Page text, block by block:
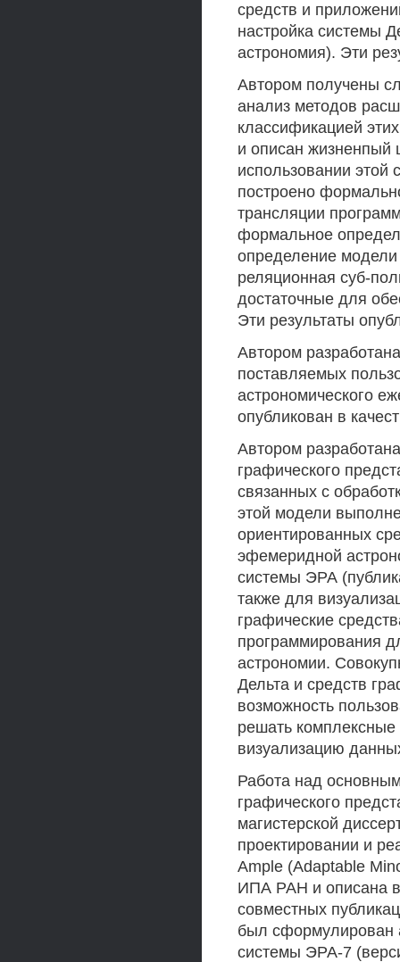
средств и
настройка системы
астрономия). Эти
Автором получены
анализ методов
классификацией
и описан жизненпый
использовании
построено
трансляции
формальное
определение
реляционная суб-
достаточные для
Эти результаты
Автором
поставляемых
астрономического
опубликован в
Автором
графического
связанных с
этой модели
ориентированных
эфемеридной
системы ЭРА
также для
графические
программирования
астрономии.
Дельта и средств
возможность
решать
визуализацию
Работа над
графического
магистерской
проектировании и
Ample (Adaptable
ИПА РАН и описана в
совместных
был сформулирован
системы ЭРА-7